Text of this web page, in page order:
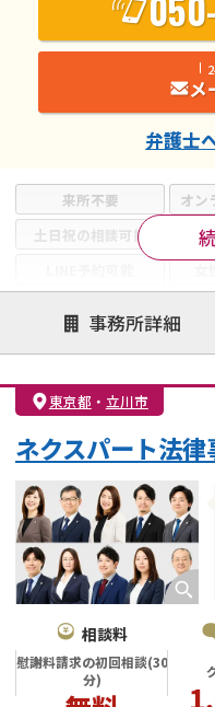
来所不要 オン
土日祝の相談可能
19
注力案件
離婚前相談
親権・面会交流権
不貞・不倫慰謝料請求
財産分与
メ
弁護士
事務所詳細
東京都 ・ 立川市
ネクスパート法
相談料
慰謝料請求の初回相談(30
分)